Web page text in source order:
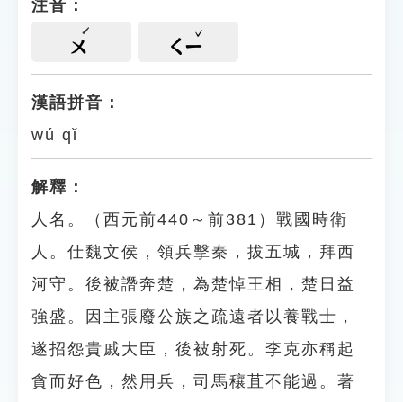
注音：
ㄨ ㄑㄧ
漢語拼音：
wú qǐ
解釋：
人名。（西元前440～前381）戰國時衛
人。仕魏文侯，領兵擊秦，拔五城，拜西
河守。後被譖奔楚，為楚悼王相，楚日益
強盛。因主張廢公族之疏遠者以養戰士，
遂招怨貴戚大臣，後被射死。李克亦稱起
貪而好色，然用兵，司馬穰苴不能過。著